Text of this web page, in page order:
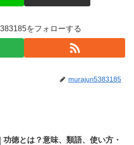
をフォローする
murajun5383185
功徳とは？意味、類語、使い方・